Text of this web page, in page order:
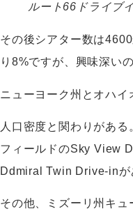
ルート66ドライブ
その後シアター数は
り8%ですが、興味深い
ニューヨーク州とオハイ
人口密度と関わりがあ
フィールドのSky View
Ddmiral Twin Drive-inが
その他、ミズーリ州キュ